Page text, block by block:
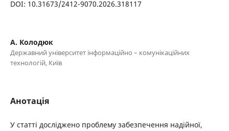
DOI: 10.31673/2412-9070.2026.318117
А. Колодюк
Державний університет інформаційно – комунікаційних
технологій, Київ
Анотація
У статті досліджено проблему забезпечення надійної,